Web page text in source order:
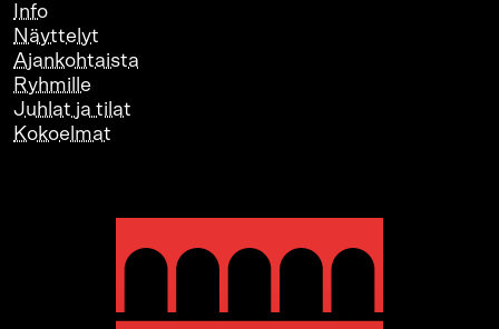
Info
Näyttelyt
Ajankohtaista
Ryhmille
Juhlat ja tilat
Kokoelmat